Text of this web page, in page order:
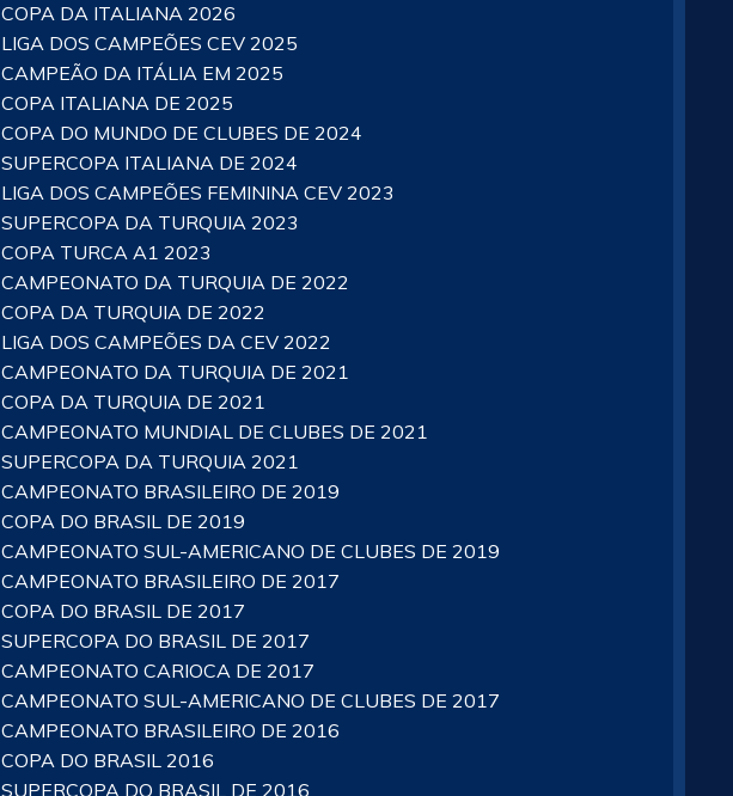
COPA DA ITALIANA 2026
LIGA DOS CAMPEÕES CEV 2025
CAMPEÃO DA ITÁLIA EM 2025
COPA ITALIANA DE 2025
COPA DO MUNDO DE CLUBES DE 2024
SUPERCOPA ITALIANA DE 2024
LIGA DOS CAMPEÕES FEMININA CEV 2023
SUPERCOPA DA TURQUIA 2023
COPA TURCA A1 2023
CAMPEONATO DA TURQUIA DE 2022
COPA DA TURQUIA DE 2022
LIGA DOS CAMPEÕES DA CEV 2022
CAMPEONATO DA TURQUIA DE 2021
COPA DA TURQUIA DE 2021
CAMPEONATO MUNDIAL DE CLUBES DE 2021
SUPERCOPA DA TURQUIA 2021
CAMPEONATO BRASILEIRO DE 2019
COPA DO BRASIL DE 2019
CAMPEONATO SUL-AMERICANO DE CLUBES DE 2019
CAMPEONATO BRASILEIRO DE 2017
COPA DO BRASIL DE 2017
SUPERCOPA DO BRASIL DE 2017
CAMPEONATO CARIOCA DE 2017
CAMPEONATO SUL-AMERICANO DE CLUBES DE 2017
CAMPEONATO BRASILEIRO DE 2016
COPA DO BRASIL 2016
SUPERCOPA DO BRASIL DE 2016